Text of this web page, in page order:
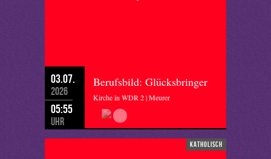
03.07.
2026
05:55
Uhr
Berufsbild: Glücksbringer
Kirche in WDR 2 | Meurer
katholisch